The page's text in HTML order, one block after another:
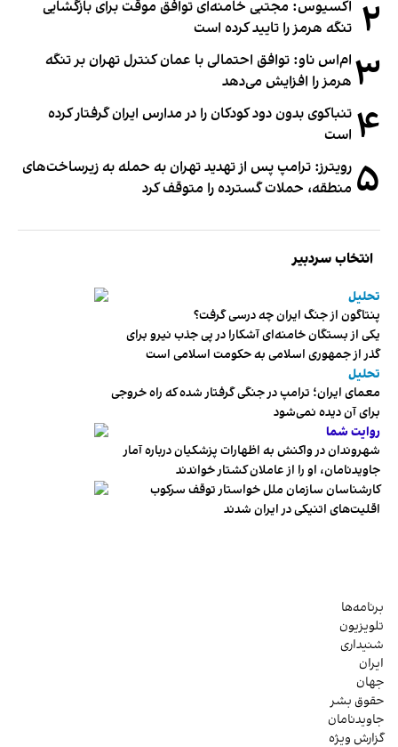
۲ اکسیوس: مجتبی خامنه‌ای توافق موقت برای بازگشایی
تنگه هرمز را تایید کرده است
۳ ام‌اس ناو: توافق احتمالی با عمان کنترل تهران بر تنگه
هرمز را افزایش می‌دهد
۴ تنباکوی بدون دود کودکان را در مدارس ایران گرفتار کرده
است
۵ رویترز: ترامپ پس از تهدید تهران به حمله به زیرساخت‌های
منطقه، حملات گسترده را متوقف کرد
انتخاب سردبیر
تحلیل
پنتاگون از جنگ ایران چه درسی گرفت؟
یکی از بستگان خامنه‌ای آشکارا در پی جذب نیرو برای
گذر از جمهوری اسلامی به حکومت اسلامی است
تحلیل
معمای ایران؛ ترامپ در جنگی گرفتار شده که راه خروجی
برای آن دیده نمی‌شود
روایت شما
شهروندان در واکنش به اظهارات پزشکیان درباره آمار
جاویدنامان، او را از عاملان کشتار خواندند
کارشناسان سازمان ملل خواستار توقف سرکوب
اقلیت‌های اتنیکی در ایران شدند
برنامه‌ها
تلویزیون
شنیداری
ایران
جهان
حقوق بشر
جاویدنامان
گزارش ویژه